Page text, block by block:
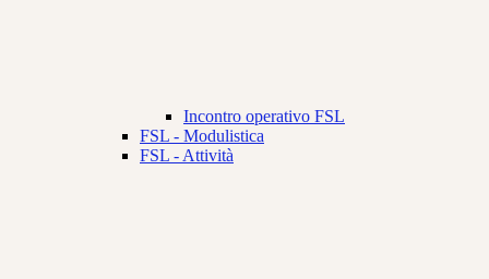
Incontro operativo FSL
FSL - Modulistica
FSL - Attività